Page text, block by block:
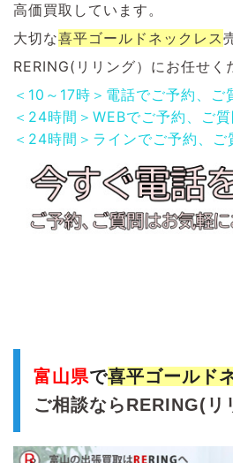
高価買取しています。
大切な喜平ゴールドネックレス
RERING(リリング）にお任せく
＜10～17時＞電話でご予約、ご
＜24時間＞WEBでご予約、ご
＜24時間＞ラインでご予約、ご
富山県で喜平ゴールド
ご相談ならRERING(リ